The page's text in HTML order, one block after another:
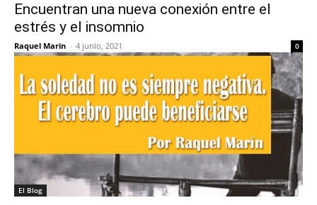
Encuentran una nueva conexión entre el
estrés y el insomnio
Raquel Marin - 4 junio, 2021 0
El Blog